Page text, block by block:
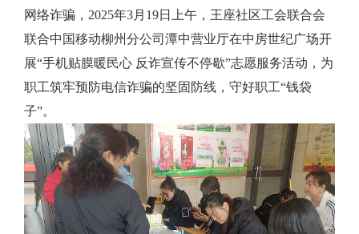
网络诈骗， 2025年3月19日上午，王座社区工会联合会
联合中国移动柳州分公司潭中营业厅在中房世纪广场开
展“手机贴膜暖民心 反诈宣传不停歇”志愿服务活动，为
职工筑牢预防电信诈骗的坚固防线，守好职工“钱袋
子”。